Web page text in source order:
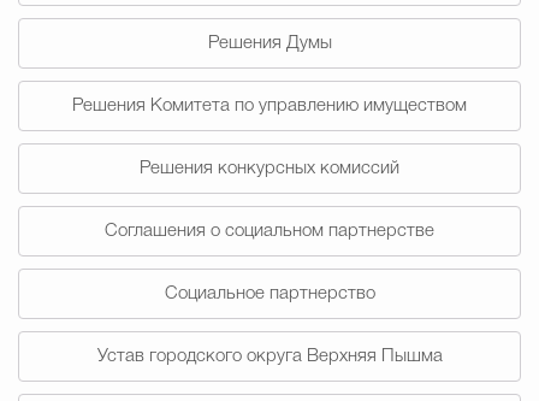
Общественная
Градостроительство и
Государственные организации
Решения Думы
Решения Комитета по управлению имуществом
Решения конкурсных комиссий
Соглашения о социальном партнерстве
Социальное партнерство
Устав городского округа Верхняя Пышма